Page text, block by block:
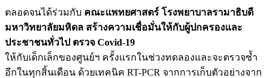
ตลอดจนได้ร่วมกับ คณะแพทยศาสตร์ โรงพยาบาลรามาธิบดี
มหาวิทยาลัยมหิดล สร้างความเชื่อมั่นให้กับผู้ปกครองและ
ประชาชนทั่วไป ตรวจ Covid-19
ให้กับเด็กเล็กของศูนย์ฯ ครั้งแรกในช่วงทดลองและจะตรวจซ้ำ
อีกในทุกสิ้นเดือน ด้วยเทคนิค RT-PCR จากการเก็บตัวอย่างจาก